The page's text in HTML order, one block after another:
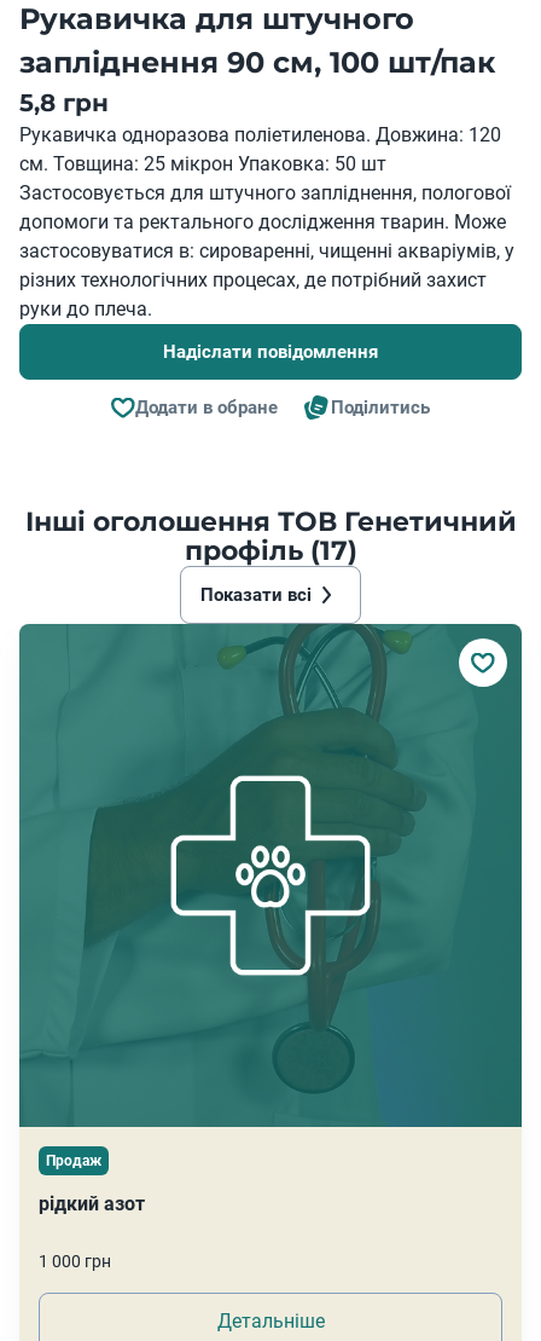
Рукавичка для штучного
запліднення 90 см, 100 шт/пак
5,8 грн
Рукавичка одноразова поліетиленова. Довжина: 120
см. Товщина: 25 мікрон Упаковка: 50 шт
Застосовується для штучного запліднення, пологової
допомоги та ректального дослідження тварин. Може
застосовуватися в: сироваренні, чищенні акваріумів, у
різних технологічних процесах, де потрібний захист
руки до плеча.
Надіслати повідомлення
Додати в обране Поділитись
Інші оголошення ТОВ Генетичний
профіль (17)
Показати всі
Продаж
рідкий азот
1 000 грн
Детальніше